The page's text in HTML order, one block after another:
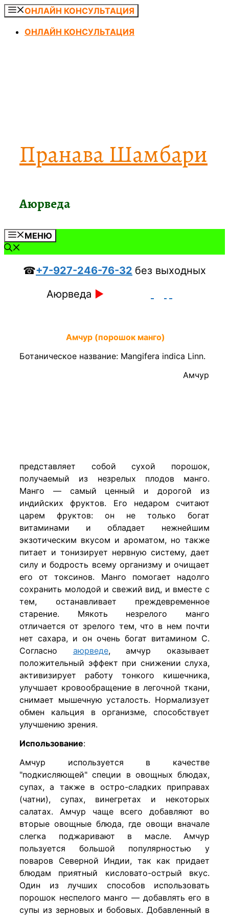
Перейти
содержимому
ОНЛАЙН КОНСУЛЬТАЦИЯ
ОНЛАЙН КОНСУЛЬТАЦИЯ
Пранава Шамбари
Аюрведа
МЕНЮ
☎+7-927-246-76-32 без выходных
Аюрведа ►
Амчур (порошок манго)
Ботаническое название: Mangifera indica Linn.
Амчур
представляет собой сухой порошок,
получаемый из незрелых плодов манго.
Манго — самый ценный и дорогой из
индийских фруктов. Его недаром считают
царем фруктов: он не только богат
витаминами и обладает нежнейшим
экзотическим вкусом и ароматом, но также
питает и тонизирует нервную систему, дает
силу и бодрость всему организму и очищает
его от токсинов. Манго помогает надолго
сохранить молодой и свежий вид, и вместе с
тем, останавливает преждевременное
старение. Мякоть незрелого манго
отличается от зрелого тем, что в нем почти
нет сахара, и он очень богат витамином С.
Согласно аюрведе, амчур оказывает
положительный эффект при снижении слуха,
активизирует работу тонкого кишечника,
улучшает кровообращение в легочной ткани,
снимает мышечную усталость. Нормализует
обмен кальция в организме, способствует
улучшению зрения.
Использование:
Амчур используется в качестве
"подкисляющей" специи в овощных блюдах,
супах, а также в остро-сладких приправах
(чатни), супах, винегретах и некоторых
салатах. Амчур чаще всего добавляют во
вторые овощные блюда, где овощи вначале
слегка поджаривают в масле. Амчур
пользуется большой популярностью у
поваров Северной Индии, так как придает
блюдам приятный кисловато-острый вкус.
Один из лучших способов использовать
порошок неспелого манго — добавлять его в
супы из зерновых и бобовых. Добавленный в